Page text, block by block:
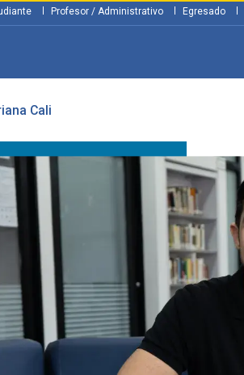
Profesor / Administrativo Egresado
Cali